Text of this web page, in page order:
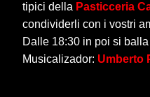
tipici della Pasticceria
condividerli con i vostri
Dalle 18:30 in poi si
Musicalizador: Umberto